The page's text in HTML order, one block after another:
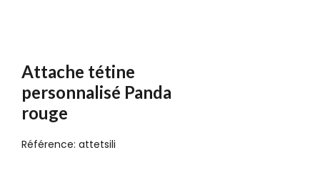
Attache tétine
personnalisé Panda
rouge
Référence: attetsili